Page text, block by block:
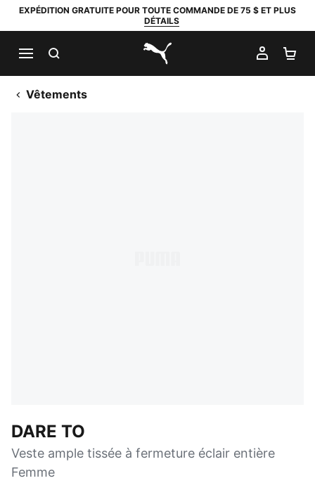
EXPÉDITION GRATUITE POUR TOUTE COMMANDE DE 75 $ ET PLUS
DÉTAILS
PUMA.com
MON
Vêtements
DARE TO
Veste ample tissée à fermeture éclair entière
Femme